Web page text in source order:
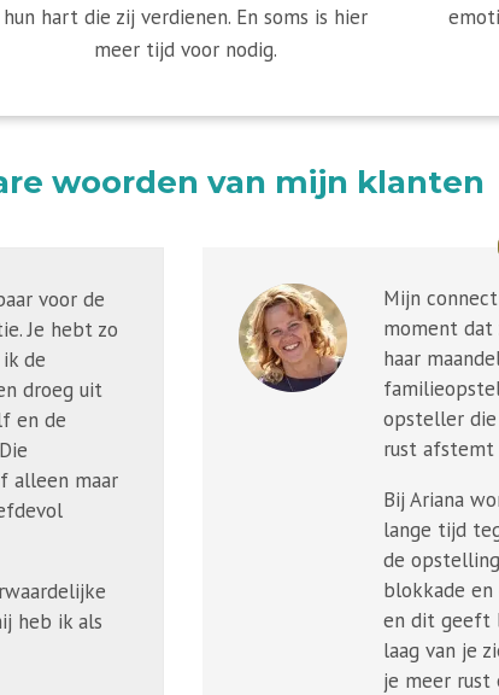
hun hart die zij verdienen. En soms is hier
meer tijd voor nodig.
woorden van mijn klanten
voor de
Je hebt zo
de
droeg uit
en de
alleen maar
heb ik als
Mijn
moment dat
haar
opsteller
rust
Bij Ariana
lange tijd
de
blokkade en
en dit geeft
laag van je
je meer rust